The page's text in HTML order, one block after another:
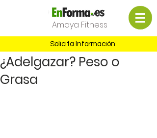
Amaya Fitness
Solicita Información
¿Adelgazar? Peso o
Grasa